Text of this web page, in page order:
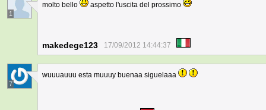
1
molto bello aspetto l'uscita del prossimo
makedege123 17/09/2012 14:44:37
7
wuuuauuu esta muuuy buenaa siguelaaa